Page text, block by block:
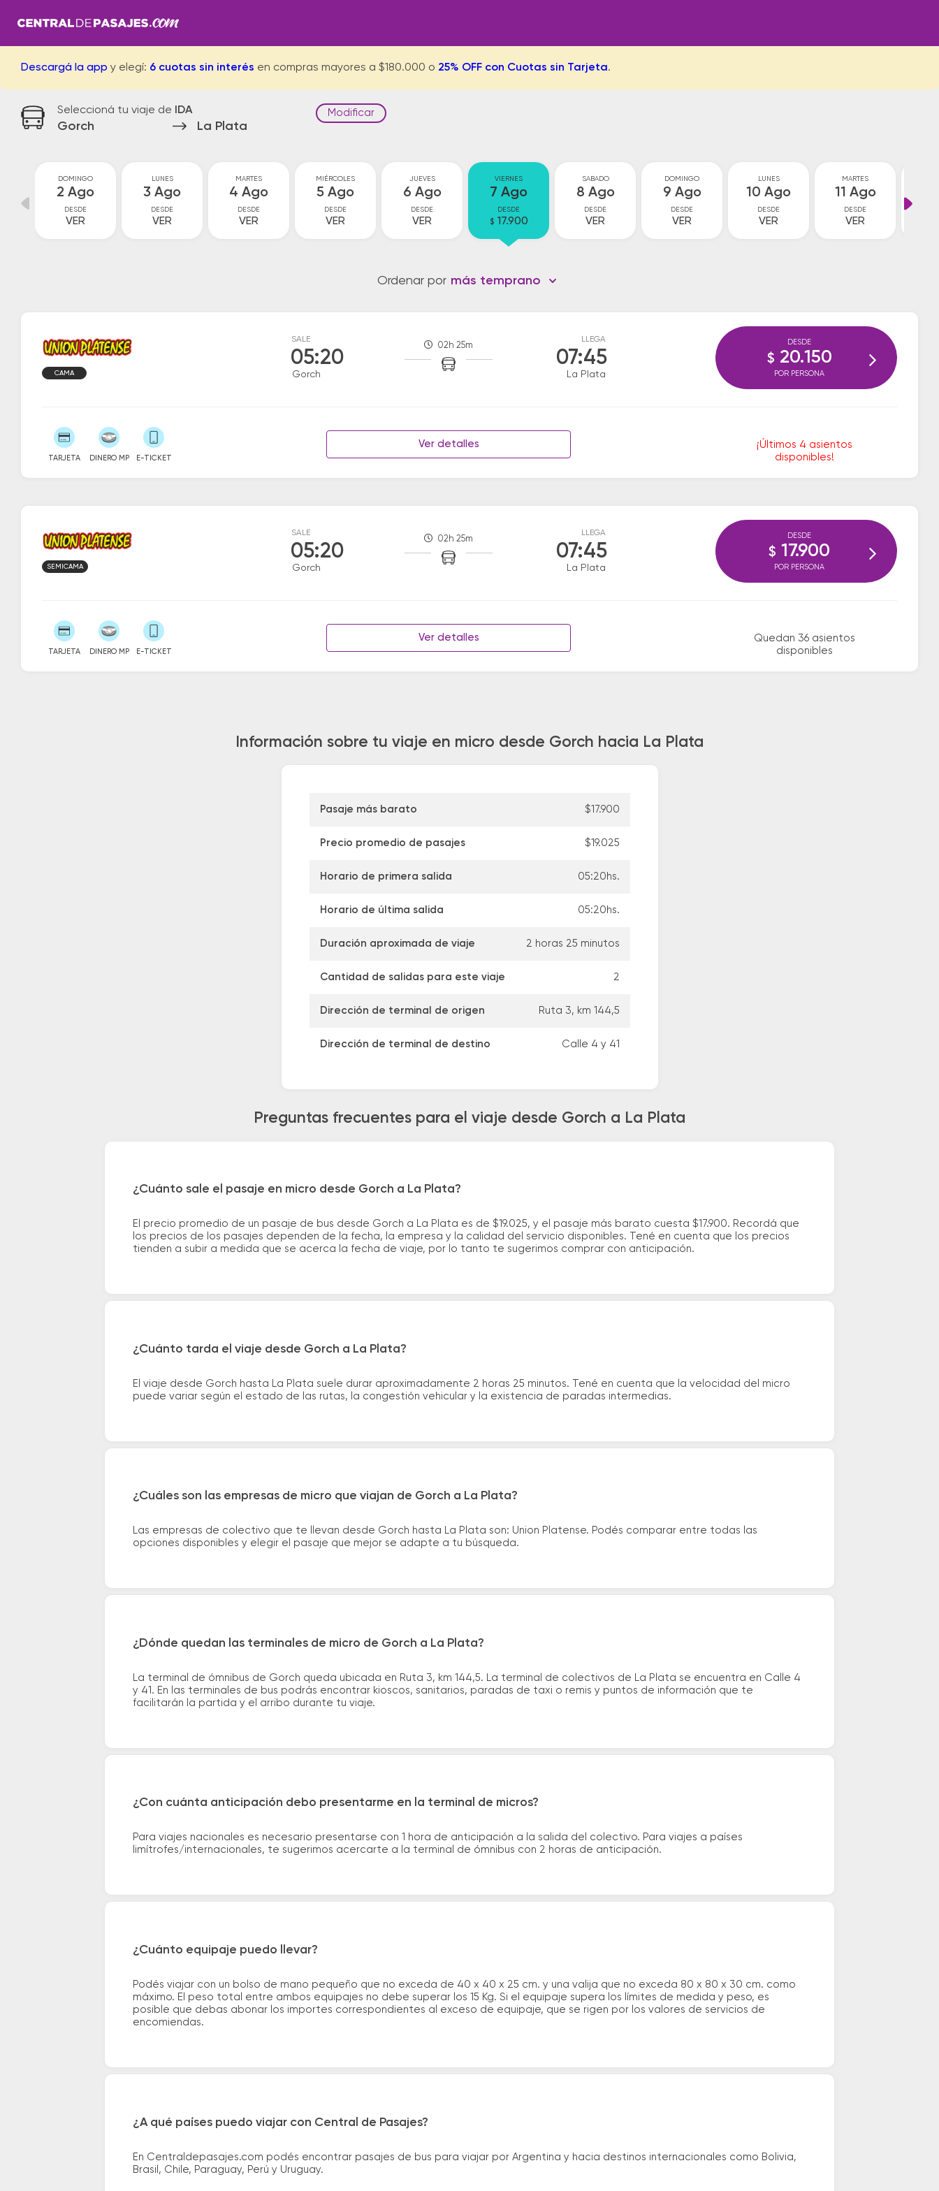
Descargá la app y elegí: 6 cuotas sin interés en compras mayores a $180.000 o 25% OFF con Cuotas sin Tarjeta.
Seleccioná tu viaje de IDA
Gorch La Plata
Modificar
DOMINGO
2 Ago
DESDE
VER
LUNES
3 Ago
DESDE
VER
MARTES
4 Ago
DESDE
VER
MIÉRCOLES
5 Ago
DESDE
VER
JUEVES
6 Ago
DESDE
VER
VIERNES
7 Ago
DESDE
$ 17.900
SABADO
8 Ago
DESDE
VER
DOMINGO
9 Ago
DESDE
VER
LUNES
10 Ago
DESDE
VER
MARTES
11 Ago
DESDE
VER
Ordenar por más temprano
SALE
05:20
Gorch
02h 25m
LLEGA
07:45
La Plata
CAMA
TARJETA DINERO MP E-TICKET
Ver detalles
¡Últimos 4 asientos
disponibles!
DESDE
$ 20.150
POR PERSONA
SALE
05:20
Gorch
02h 25m
LLEGA
07:45
La Plata
SEMICAMA
TARJETA DINERO MP E-TICKET
Ver detalles
Quedan 36 asientos
disponibles
DESDE
$ 17.900
POR PERSONA
Información sobre tu viaje en micro desde Gorch hacia La Plata
Pasaje más barato $17.900
Precio promedio de pasajes $19.025
Horario de primera salida 05:20hs.
Horario de última salida 05:20hs.
Duración aproximada de viaje 2 horas 25 minutos
Cantidad de salidas para este viaje 2
Dirección de terminal de origen Ruta 3, km 144,5
Dirección de terminal de destino Calle 4 y 41
Preguntas frecuentes para el viaje desde Gorch a La Plata
¿Cuánto sale el pasaje en micro desde Gorch a La Plata?
El precio promedio de un pasaje de bus desde Gorch a La Plata es de $19.025, y el pasaje más barato cuesta $17.900. Recordá que
los precios de los pasajes dependen de la fecha, la empresa y la calidad del servicio disponibles. Tené en cuenta que los precios
tienden a subir a medida que se acerca la fecha de viaje, por lo tanto te sugerimos comprar con anticipación.
¿Cuánto tarda el viaje desde Gorch a La Plata?
El viaje desde Gorch hasta La Plata suele durar aproximadamente 2 horas 25 minutos. Tené en cuenta que la velocidad del micro
puede variar según el estado de las rutas, la congestión vehicular y la existencia de paradas intermedias.
¿Cuáles son las empresas de micro que viajan de Gorch a La Plata?
Las empresas de colectivo que te llevan desde Gorch hasta La Plata son: Union Platense. Podés comparar entre todas las
opciones disponibles y elegir el pasaje que mejor se adapte a tu búsqueda.
¿Dónde quedan las terminales de micro de Gorch a La Plata?
La terminal de ómnibus de Gorch queda ubicada en Ruta 3, km 144,5. La terminal de colectivos de La Plata se encuentra en Calle 4
y 41. En las terminales de bus podrás encontrar kioscos, sanitarios, paradas de taxi o remis y puntos de información que te
facilitarán la partida y el arribo durante tu viaje.
¿Con cuánta anticipación debo presentarme en la terminal de micros?
Para viajes nacionales es necesario presentarse con 1 hora de anticipación a la salida del colectivo. Para viajes a países
limítrofes/internacionales, te sugerimos acercarte a la terminal de ómnibus con 2 horas de anticipación.
¿Cuánto equipaje puedo llevar?
Podés viajar con un bolso de mano pequeño que no exceda de 40 x 40 x 25 cm. y una valija que no exceda 80 x 80 x 30 cm. como
máximo. El peso total entre ambos equipajes no debe superar los 15 Kg. Si el equipaje supera los límites de medida y peso, es
posible que debas abonar los importes correspondientes al exceso de equipaje, que se rigen por los valores de servicios de
encomiendas.
¿A qué países puedo viajar con Central de Pasajes?
En Centraldepasajes.com podés encontrar pasajes de bus para viajar por Argentina y hacia destinos internacionales como Bolivia,
Brasil, Chile, Paraguay, Perú y Uruguay.